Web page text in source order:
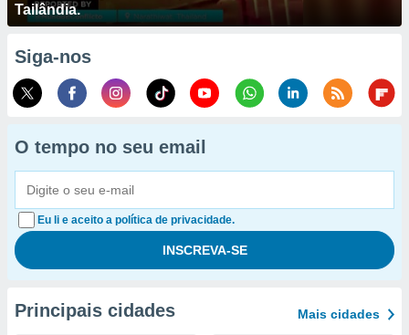
Tailândia.
Siga-nos
O tempo no seu email
Eu li e aceito a política de privacidade.
Principais cidades Mais cidades